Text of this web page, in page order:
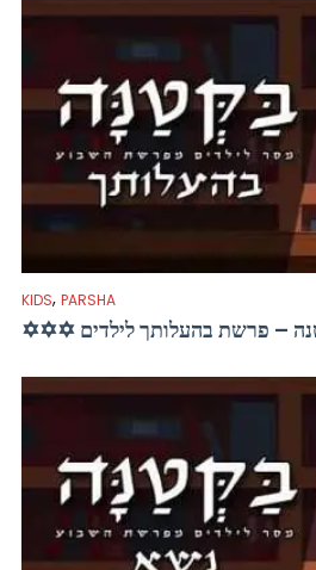
KIDS, PARSHA